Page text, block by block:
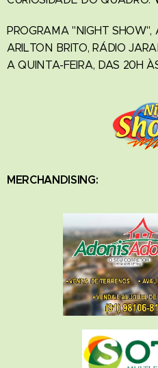
PROGRAMA "NIGHT SHOW",
ARILTON BRITO, RÁDIO
A QUINTA-FEIRA, DAS 20H
MERCHANDISING: